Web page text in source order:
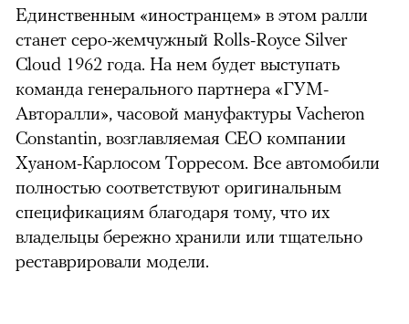
Единственным «иностранцем» в этом ралли
станет серо-жемчужный Rolls-Royce Silver
Cloud 1962 года. На нем будет выступать
команда генерального партнера «ГУМ-
Авторалли», часовой мануфактуры Vacheron
Constantin, возглавляемая CEO компании
Хуаном-Карлосом Торресом. Все автомобили
полностью соответствуют оригинальным
спецификациям благодаря тому, что их
владельцы бережно хранили или тщательно
реставрировали модели.